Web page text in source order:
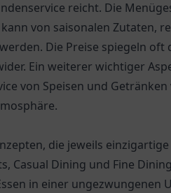
reicht. Die
von saisonalen Zutaten,
Die Preise spiegeln oft
Ein weiterer wichtiger
von Speisen und
die jeweils
Casual Dining und Fine
in einer ungezwungenen